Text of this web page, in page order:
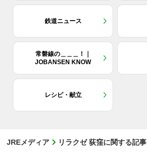
鉄道ニュース
常磐線の＿＿＿！｜
JOBANSEN KNOW
レシピ・献立
JREメディア リラクゼ 荻窪に関する記事